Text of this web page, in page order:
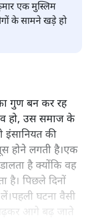
एक मुस्लिम
के सामने खड़े हो
गुण बन कर रह
हो, उस समाज के
इंसानियत की
होने लगती है।एक
है क्योंकि वह
है। पिछले दिनों
घटना वैसी
आगे बढ़ जाते